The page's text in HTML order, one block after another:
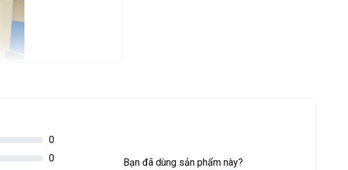
0
0 Bạn đã dùng sản phẩm này?